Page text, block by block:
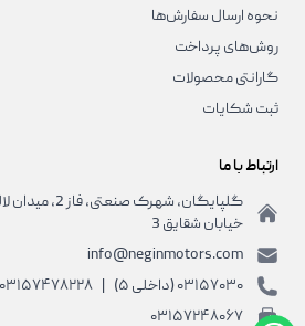
نحوه ارسال سفارش‌ها
روش‌های پرداخت
گارانتی محصولات
ثبت شکایات
ارتباط با ما
گلپایگان، شهرک
خیابان شقایق 3
info@neginmotors.com
۰۳۱۵۷۰۳۰ (داخلی ۵)
۰۳۱۵۷۴۷۸۲۲۸
۰۳۱۵۷۲۴۸۰۶۷